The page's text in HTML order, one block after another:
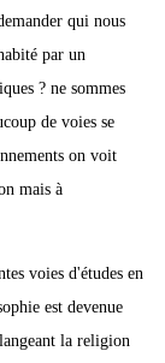
qui nous
par un
? ne sommes
de voies se
on voit
mais à
voies d'études en
est devenue
la religion